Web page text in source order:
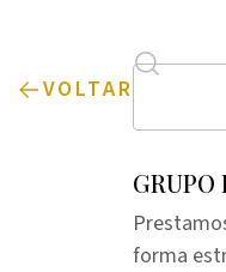
VOLTAR
GRUPO
forma